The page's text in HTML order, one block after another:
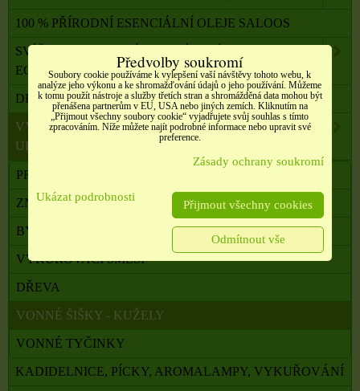
100 % PŘÍRODNÍ ESENCIÁLNÍ OLEJE SALOOS
SVÍČKY Z PALMOVÉHO A SÓJOVÉHO VOSKU
ECO
DRAHÉ A LÉČIVÉ KAMENY
VYKUŘOVADLA, VONNÉ TYČINKY A ŠIŠKY,
UHLÍKY
PRYSKYŘICE
ZNAMENÍ ZVĚROKRUHU
BYLINY A VYKUŘOVACÍ SVAZKY
VYKUŘOVACÍ SMĚSI
DŘEVA
VONNÉ ŠIŠKY - KUŽELY
VONNÉ TYČINKY
KADIDELNICE, PÍCKY, AROMALAMPY, VYKUŘOVÁNÍ
Předvolby soukromí
Soubory cookie používáme k vylepšení vaší návštěvy tohoto webu, k
analýze jeho výkonu a ke shromažďování údajů o jeho používání. Můžeme
k tomu použít nástroje a služby třetích stran a shromážděná data mohou být
přenášena partnerům v EU, USA nebo jiných zemích. Kliknutím na
„Přijmout všechny soubory cookie“ vyjadřujete svůj souhlas s tímto
zpracováním. Níže můžete najít podrobné informace nebo upravit své
preference.
Zásady ochrany soukromí
Ukázat podrobnosti
Přijmout všechny cookies
Odmítnout vše